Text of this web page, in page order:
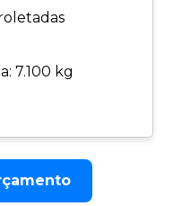
7.100 kg